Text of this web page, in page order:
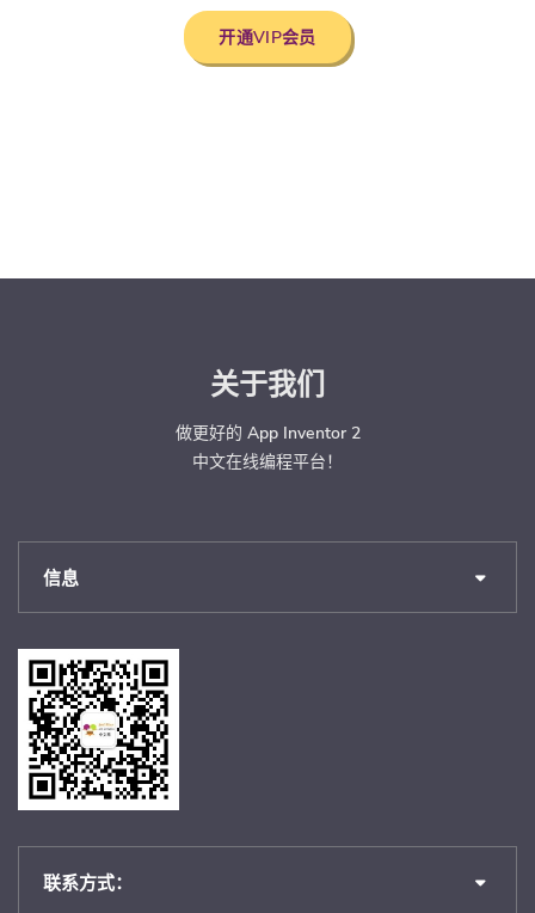
开通VIP会员
关于我们
做更好的 App Inventor 2
中文在线编程平台！
信息
联系方式：